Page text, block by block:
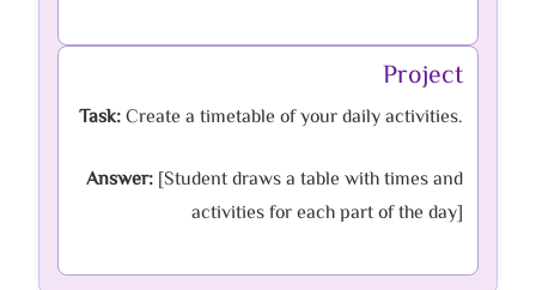
Project
Task:Create a timetable of your daily activities.
Answer: [Student draws a table with times and
activities for each part of the day]